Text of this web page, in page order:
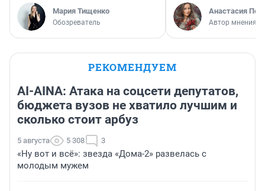
Мария Тищенко
Обозреватель
Анастасия
Автор мнения
РЕКОМЕНДУЕМ
AI-AINA: Атака на соцсети депутатов,
бюджета вузов не хватило лучшим и
сколько стоит арбуз
5 августа 5 308 3
«Ну вот и всё»: звезда «Дома-2» развелась с
молодым мужем